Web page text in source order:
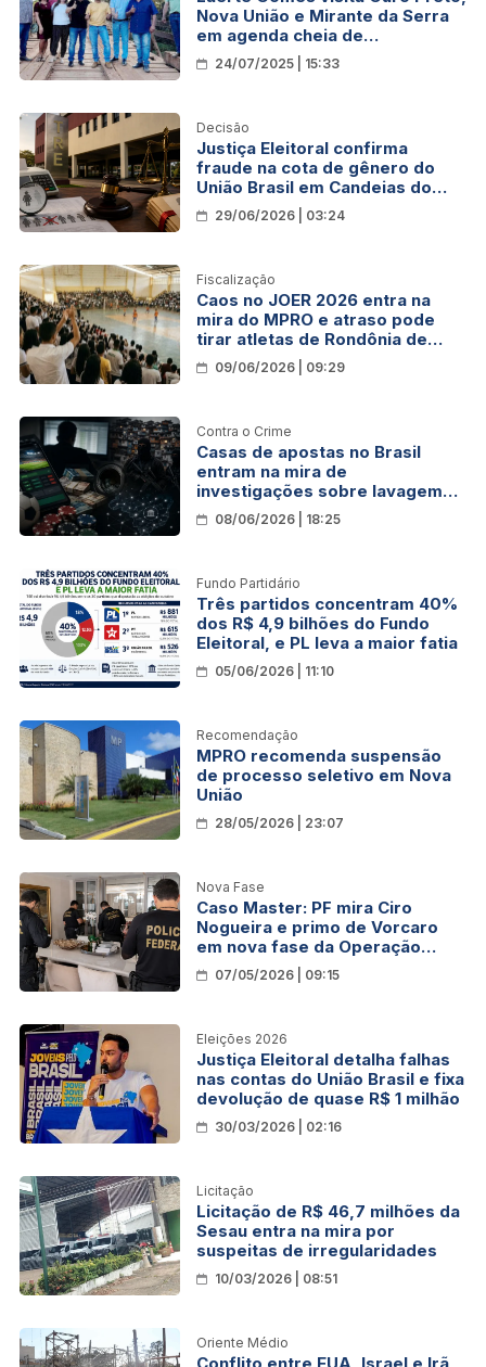
Nova União e Mirante da Serra
em agenda cheia de
compromissos
24/07/2025 | 15:33
Decisão
Justiça Eleitoral confirma
fraude na cota de gênero do
União Brasil em Candeias do
Jamari
29/06/2026 | 03:24
Fiscalização
Caos no JOER 2026 entra na
mira do MPRO e atraso pode
tirar atletas de Rondônia de
competição nacional
09/06/2026 | 09:29
Contra o Crime
Casas de apostas no Brasil
entram na mira de
investigações sobre lavagem
de dinheiro do PCC
08/06/2026 | 18:25
Fundo Partidário
Três partidos concentram 40%
dos R$ 4,9 bilhões do Fundo
Eleitoral, e PL leva a maior fatia
05/06/2026 | 11:10
Recomendação
MPRO recomenda suspensão
de processo seletivo em Nova
União
28/05/2026 | 23:07
Nova Fase
Caso Master: PF mira Ciro
Nogueira e primo de Vorcaro
em nova fase da Operação
Compliance Zero
07/05/2026 | 09:15
Eleições 2026
Justiça Eleitoral detalha falhas
nas contas do União Brasil e fixa
devolução de quase R$ 1 milhão
30/03/2026 | 02:16
Licitação
Licitação de R$ 46,7 milhões da
Sesau entra na mira por
suspeitas de irregularidades
10/03/2026 | 08:51
Oriente Médio
Conflito entre EUA, Israel e Irã